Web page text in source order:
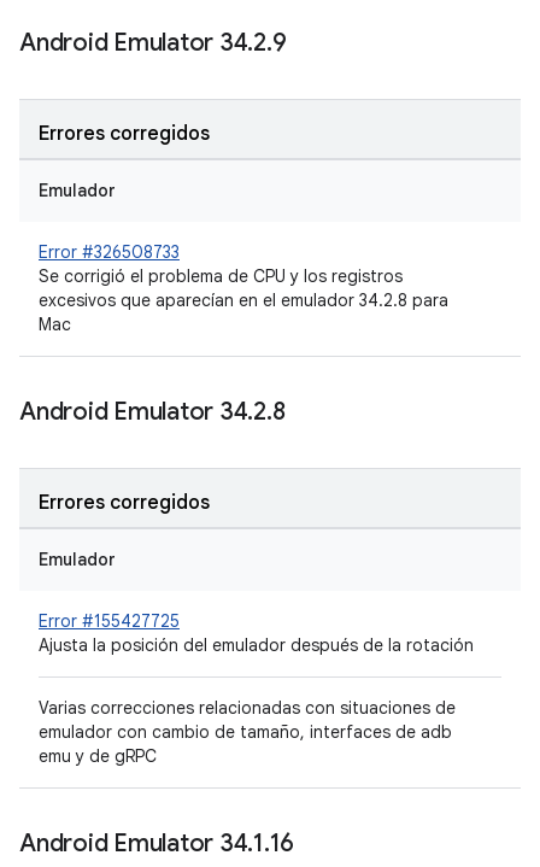
Android Emulator 34.2.9
Errores corregidos
Emulador
Error #326508733
Se corrigió el problema de CPU y los registros
excesivos que aparecían en el emulador 34.2.8 para
Mac
Android Emulator 34.2.8
Errores corregidos
Emulador
Error #155427725
Ajusta la posición del emulador después de la rotación
Varias correcciones relacionadas con situaciones de
emulador con cambio de tamaño, interfaces de adb
emu y de gRPC
Android Emulator 34.1.16